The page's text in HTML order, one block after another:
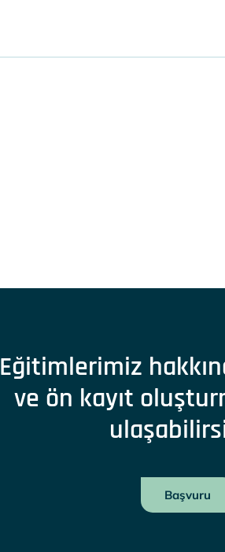
Eğitimlerimiz
ve ön kayıt
Başvuru